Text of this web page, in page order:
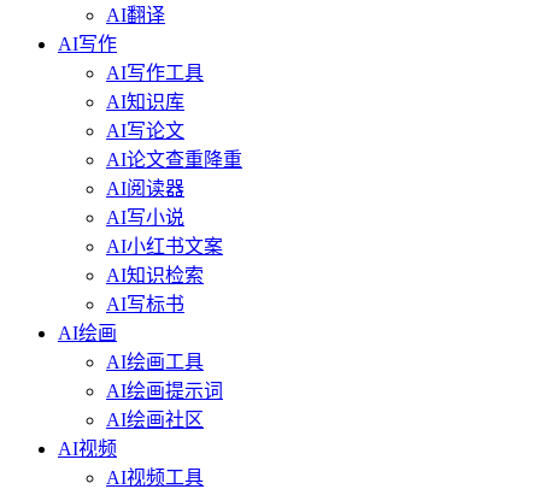
AI翻译
AI写作
AI写作工具
AI知识库
AI写论文
AI论文查重降重
AI阅读器
AI写小说
AI小红书文案
AI知识检索
AI写标书
AI绘画
AI绘画工具
AI绘画提示词
AI绘画社区
AI视频
AI视频工具